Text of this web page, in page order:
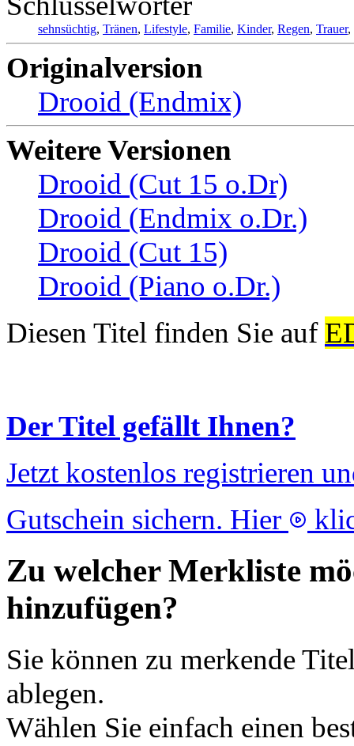
sehnsüchtig, Tränen, Lifestyle, Familie, Kinder, Regen, Trauer,
Originalversion
Drooid (Endmix)
Weitere Versionen
Drooid (Cut 15 o.Dr)
Drooid (Endmix o.Dr.)
Drooid (Cut 15)
Drooid (Piano o.Dr.)
Diesen Titel finden Sie auf
Der Titel gefällt Ihnen?
Jetzt kostenlos registrieren
Gutschein sichern. Hier
Zu welcher Merkliste
hinzufügen?
Sie können zu merkende
ablegen.
Wählen Sie einfach einen